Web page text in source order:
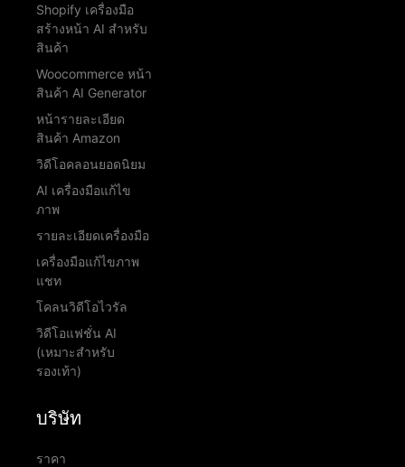
Shopify เครื่องมือ
สร้างหน้า AI สำหรับ
สินค้า
Woocommerce หน้า
สินค้า AI Generator
หน้ารายละเอียด
สินค้า Amazon
วิดีโอคลอนยอดนิยม
AI เครื่องมือแก้ไข
ภาพ
รายละเอียดเครื่องมือ
เครื่องมือแก้ไขภาพ
แชท
โคลนวิดีโอไวรัล
วิดีโอแฟชั่น AI
(เหมาะสำหรับ
รองเท้า)
บริษัท
ราคา